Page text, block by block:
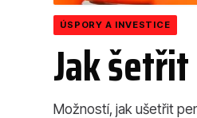
Jak
Možností, jak ušetřit
ÚSPORY A INVESTICE